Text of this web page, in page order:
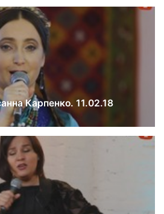
Карпенко. 11.02.18